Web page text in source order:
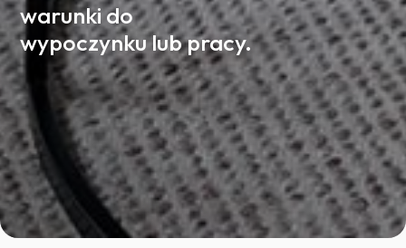
warunki do
wypoczynku lub pracy.